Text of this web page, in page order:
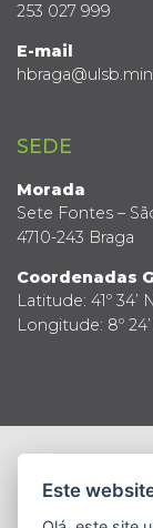
253 027 999
E-mail
SEDE
Morada
Sete Fontes –
4710-243 Braga
Coordenadas
Latitude: 41º 34’ N
Longitude: 8º
Política de
Este